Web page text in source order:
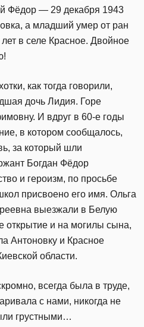
Фёдор — 29 декабря 1943
а младший умер от ран
в селе Красное. Двойное
как тогда говорили,
дочь Лидия. Горе
И вдруг в 60-е годы
в котором сообщалось,
за который шли
Богдан Фёдор
и героизм, по просьбе
присвоено его имя. Ольга
выезжали в Белую
открытие и на могилы сына,
Антоновку и Красное
области.
всегда была в труде,
с нами, никогда не
грустными…